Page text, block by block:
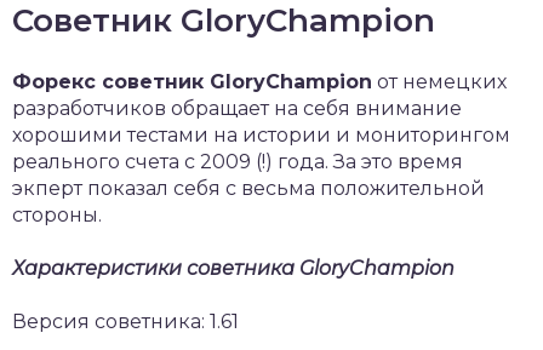
Советник GloryChampion
Форекс советник GloryChampion от немецких
разработчиков обращает на себя внимание
хорошими тестами на истории и мониторингом
реального счета с 2009 (!) года. За это время
экперт показал себя с весьма положительной
стороны.
Характеристики советника GloryChampion
Версия советника: 1.61